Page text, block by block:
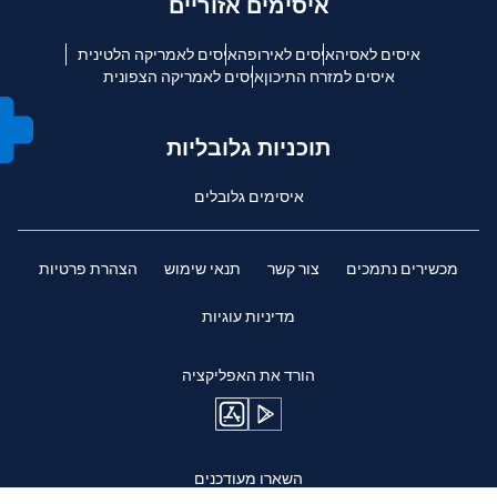
איסימים אזוריים
איסים לאסיהאיסים לאירופהאיסים לאמריקה הלטינית
איסים למזרח התיכוןאיסים לאמריקה הצפונית
תוכניות גלובליות
איסימים גלובלים
מכשירים נתמכים צור קשר תנאי שימוש הצהרת פרטיות
מדיניות עוגיות
הורד את האפליקציה
השארו מעודכנים